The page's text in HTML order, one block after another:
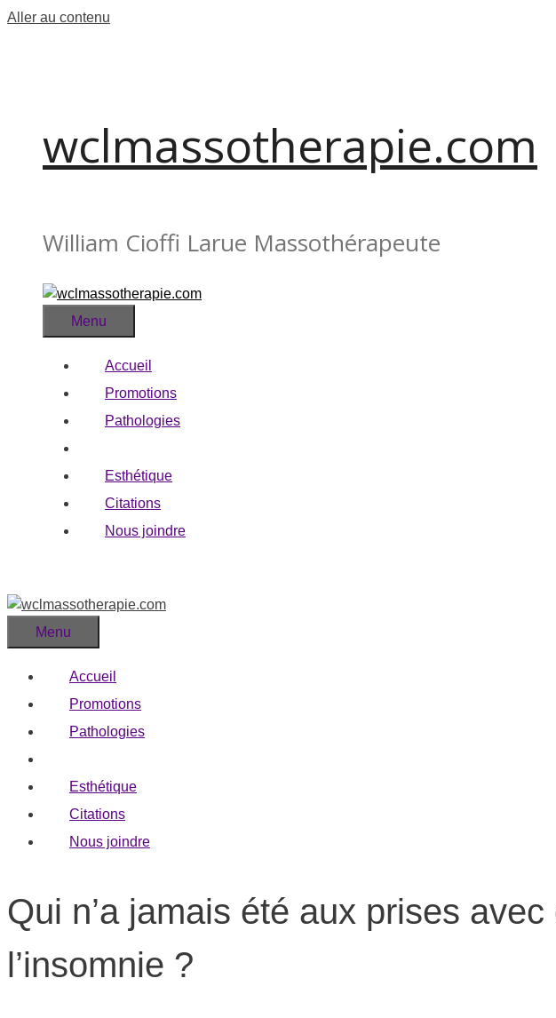
Aller au contenu
wclmassotherapie.com
William Cioffi Larue Massothérapeute
Menu
Accueil
Promotions
Pathologies
Esthétique
Citations
Nous joindre
Menu
Accueil
Promotions
Pathologies
Esthétique
Citations
Nous joindre
Qui n’a jamais été aux prises
l’insomnie ?